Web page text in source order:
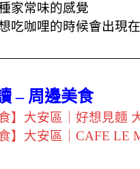
家常味的感覺
吃咖哩的時候會出現
– 周邊美食
】大安區｜好想見麵
】大安區｜CAFE LE